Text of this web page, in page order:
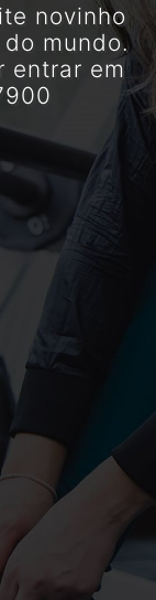
novinho
mundo.
entrar em